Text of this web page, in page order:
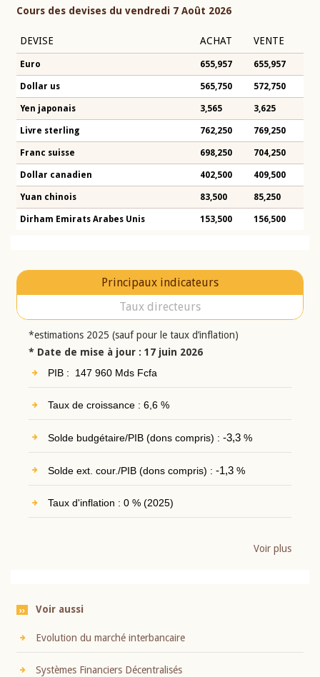
Cours des devises du vendredi 7 Août 2026
DEVISE ACHAT VENTE
Euro 655,957 655,957
Dollar us 565,750 572,750
Yen japonais 3,565 3,625
Livre sterling 762,250 769,250
Franc suisse 698,250 704,250
Dollar canadien 402,500 409,500
Yuan chinois 83,500 85,250
Dirham Emirats Arabes Unis 153,500 156,500
Principaux indicateurs
Taux directeurs
*estimations 2025 (sauf pour le taux d’inflation)
* Date de mise à jour : 17 juin 2026
PIB : 147 960 Mds Fcfa
Taux de croissance : 6,6 %
Solde budgétaire/PIB (dons compris) : -3,3%
Solde ext. cour./PIB (dons compris) : -1,3%
Taux d'inflation : 0 % (2025)
Voir plus
Voir aussi
Evolution du marché interbancaire
Systèmes Financiers Décentralisés